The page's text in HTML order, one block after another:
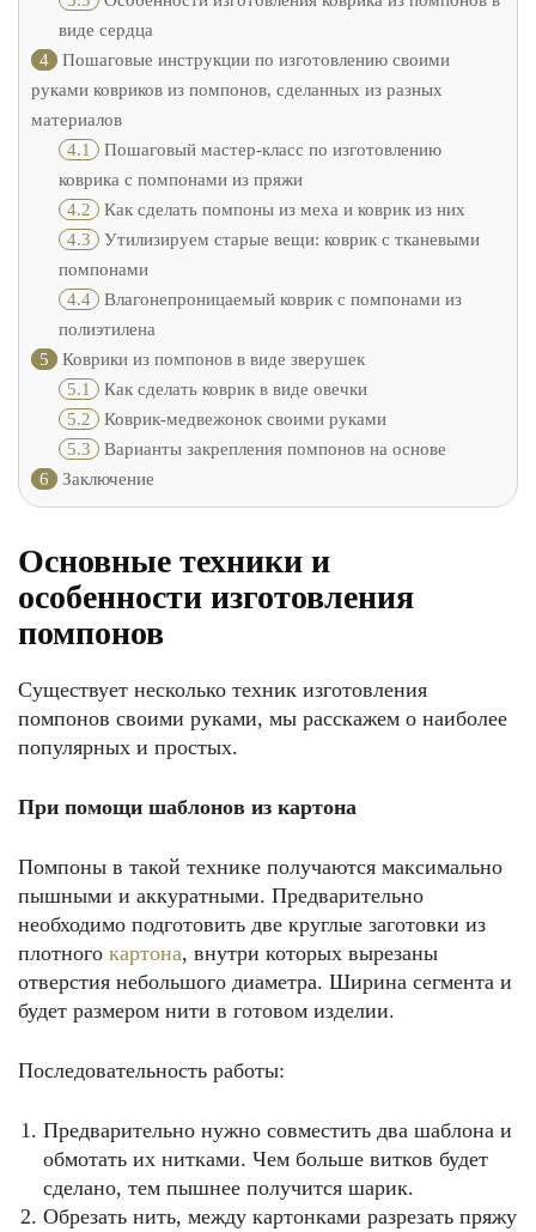
виде сердца
4
Пошаговые инструкции по изготовлению своими
руками ковриков из помпонов, сделанных из разных
материалов
4.1 Пошаговый мастер-класс по изготовлению
коврика с помпонами из пряжи
4.2 Как сделать помпоны из меха и коврик из них
4.3 Утилизируем старые вещи: коврик c тканевыми
помпонами
4.4 Влагонепроницаемый коврик с помпонами из
полиэтилена
5
Коврики из помпонов в виде зверушек
5.1 Как сделать коврик в виде овечки
5.2 Коврик-медвежонок своими руками
5.3 Варианты закрепления помпонов на основе
6
Заключение
Основные техники и
особенности изготовления
помпонов
Существует несколько техник изготовления
помпонов своими руками, мы расскажем о наиболее
популярных и простых.
При помощи шаблонов из картона
Помпоны в такой технике получаются максимально
пышными и аккуратными. Предварительно
необходимо подготовить две круглые заготовки из
плотного картона, внутри которых вырезаны
отверстия небольшого диаметра. Ширина сегмента и
будет размером нити в готовом изделии.
Последовательность работы:
Предварительно нужно совместить два шаблона и
обмотать их нитками. Чем больше витков будет
сделано, тем пышнее получится шарик.
Обрезать нить, между картонками разрезать пряжу